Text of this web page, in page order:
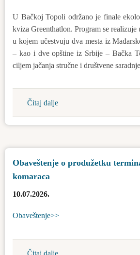
U Bačkoj Topoli održano je finale
kviza Greenthatlon. Program se
u kojem učestvuju dva mesta iz
– kao i dve opštine iz Srbije – Bačka
ciljem jačanja stručne i društvene
Čitaj dalje
U
Bačkoj
je
Obaveštenje o produžetku
komaraca
10.07.2026.
Obaveštenje>>
Čitaj dalje